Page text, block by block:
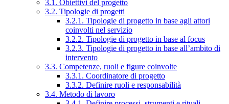
3.1. Obiettivi del progetto
3.2. Tipologie di progetti
3.2.1. Tipologie di progetto in base agli attori
coinvolti nel servizio
3.2.2. Tipologie di progetto in base al focus
3.2.3. Tipologie di progetto in base all’ambito di
intervento
3.3. Competenze, ruoli e figure coinvolte
3.3.1. Coordinatore di progetto
3.3.2. Definire ruoli e responsabilità
3.4. Metodo di lavoro